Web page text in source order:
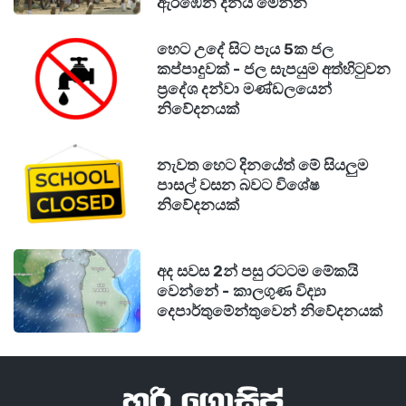
හෙට උදේ සිට පැය 5ක ජල
කප්පාදුවක් - ජල සැපයුම අත්හිටුවන
ප්‍රදේශ දන්වා මණ්ඩලයෙන්
නිවේදනයක්
නැවත හෙට දිනයේත් මේ සියලුම
පාසල් වසන බවට විශේෂ
නිවේදනයක්
අද සවස 2න් පසු රටටම මේකයි
වෙන්නේ - කාලගුණ විද්‍යා
දෙපාර්තුමේන්තුවෙන් නිවේදනයක්